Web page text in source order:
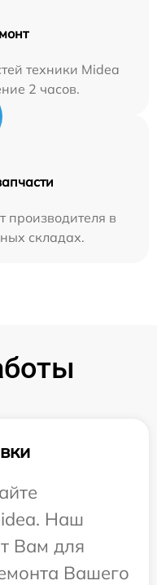
техники Midea
2 часов.
производителя в
складах.
Наш
Вам для
Вашего